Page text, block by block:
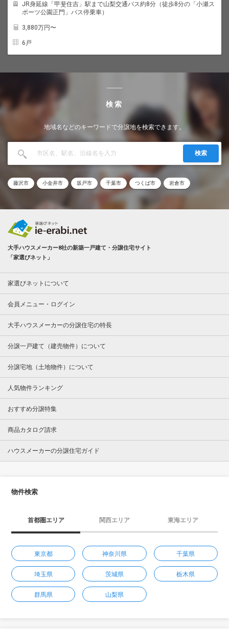
JR身延線「甲斐住吉」駅まで山梨交通バス約8分（徒歩8分の「小瀬ス
ポーツ公園正門」バス停乗車）
3,880万円〜
6戸
検索
地域名などのキーワードで分譲地を検索できます。
検索
藤沢市 小金井市 坂戸市 千葉市 つくば市 岩倉市
大手ハウスメーカー8社の新築一戸建て・分譲住宅サイト
「家選びネット」
家選びネットについて
会員メニュー・ログイン
大手ハウスメーカーの分譲住宅の特長
分譲一戸建て（建売物件）について
分譲宅地（土地物件）について
人気物件ランキング
おすすめ分譲特集
商品カタログ請求
ハウスメーカーの分譲住宅ガイド
物件検索
首都圏エリア 関西エリア 東海エリア
東京都 神奈川県 千葉県
埼玉県 茨城県 栃木県
群馬県 山梨県